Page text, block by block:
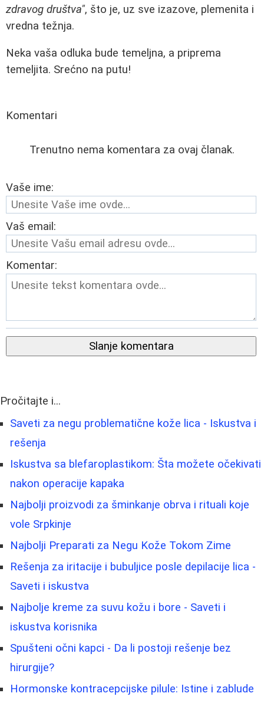
zdravog društva", što je, uz sve izazove, plemenita i
vredna težnja.
Neka vaša odluka bude temeljna, a priprema
temeljita. Srećno na putu!
Komentari
Trenutno nema komentara za ovaj članak.
Vaše ime:
Vaš email:
Komentar:
Slanje komentara
Pročitajte i...
Saveti za negu problematične kože lica - Iskustva i
rešenja
Iskustva sa blefaroplastikom: Šta možete očekivati
nakon operacije kapaka
Najbolji proizvodi za šminkanje obrva i rituali koje
vole Srpkinje
Najbolji Preparati za Negu Kože Tokom Zime
Rešenja za iritacije i bubuljice posle depilacije lica -
Saveti i iskustva
Najbolje kreme za suvu kožu i bore - Saveti i
iskustva korisnika
Spušteni očni kapci - Da li postoji rešenje bez
hirurgije?
Hormonske kontracepcijske pilule: Istine i zablude